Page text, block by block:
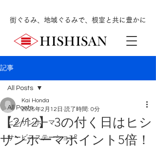
街ぐるみ、地域ぐるみで、根室と共に豊かに
記事
All Posts
ヒシサンホーマ
サービスステーション
All Posts
【2/12】 3の付く日はヒシ
サンホーマポイント5倍！
Kai Honda
2025年2月12日 読了時間: 0分